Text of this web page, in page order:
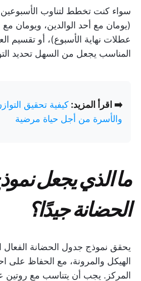
(يومان مع أحد الوالدين، ويومان مع
عطلات نهاية الأسبوع)، أو تقسيم
المناسب يجعل من السهل تحديد
➡️ اقرأ المزيد: كيفية تحقيق
والأسرة من أجل حياة مرضية
ما الذي يجعل
الحضانة جيدًا؟
يحقق نموذج جدول الحضانة الفعال
الهيكل والمرونة، مع الحفاظ على
المركز. يجب أن يتناسب مع روتين